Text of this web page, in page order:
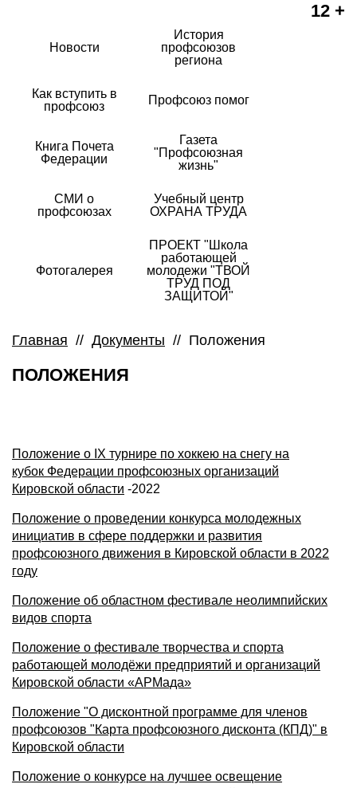
12 +
Новости
История
профсоюзов
региона
Как вступить в
профсоюз
Профсоюз помог
Книга Почета
Федерации
Газета
"Профсоюзная
жизнь"
СМИ о
профсоюзах
Учебный центр
ОХРАНА ТРУДА
Фотогалерея
ПРОЕКТ "Школа
работающей
молодежи "ТВОЙ
ТРУД ПОД
ЗАЩИТОЙ"
Главная // Документы // Положения
ПОЛОЖЕНИЯ
Положение о IX турнире по хоккею на снегу на
кубок Федерации профсоюзных организаций
Кировской области -2022
Положение о проведении конкурса молодежных
инициатив в сфере поддержки и развития
профсоюзного движения в Кировской области в 2022
году
Положение об областном фестивале неолимпийских
видов спорта
Положение о фестивале творчества и спорта
работающей молодёжи предприятий и организаций
Кировской области «АРМада»
Положение "О дисконтной программе для членов
профсоюзов "Карта профсоюзного дисконта (КПД)" в
Кировской области
Положение о конкурсе на лучшее освещение